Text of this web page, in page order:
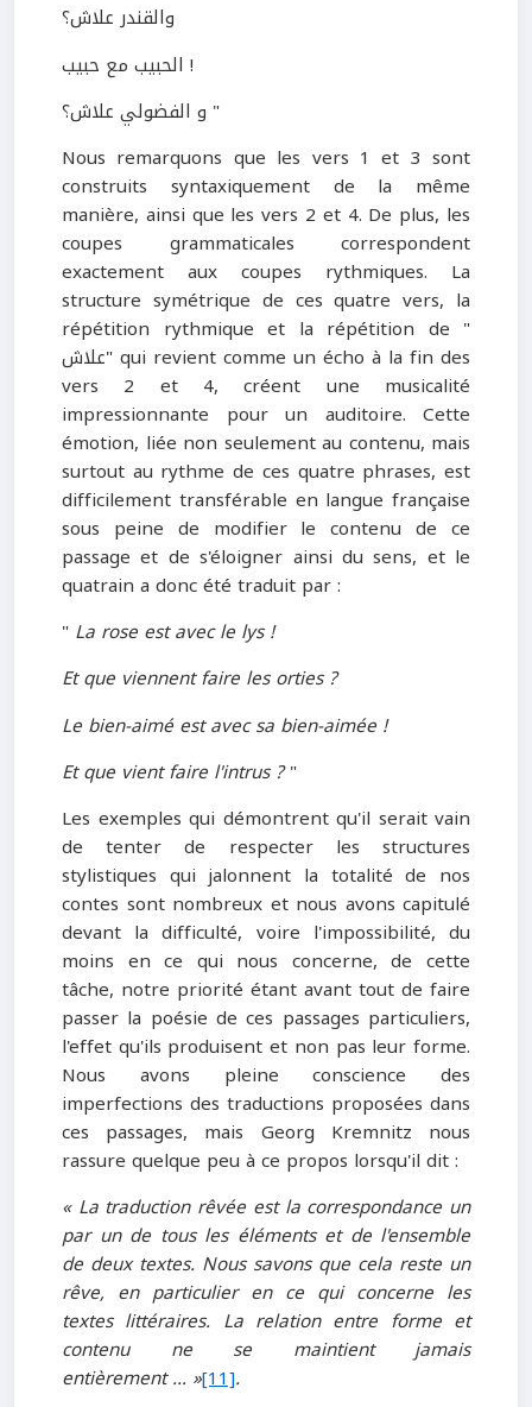
والقندر علاش؟
الحبيب مع حبيب !
و الفضولي علاش؟ "
Nous remarquons que les vers 1 et 3 sont
construits syntaxiquement de la même
manière, ainsi que les vers 2 et 4. De plus, les
coupes grammaticales correspondent
exactement aux coupes rythmiques. La
structure symétrique de ces quatre vers, la
répétition rythmique et la répétition de "
علاش" qui revient comme un écho à la fin des
vers 2 et 4, créent une musicalité
impressionnante pour un auditoire. Cette
émotion, liée non seulement au contenu, mais
surtout au rythme de ces quatre phrases, est
difficilement transférable en langue française
sous peine de modifier le contenu de ce
passage et de s'éloigner ainsi du sens, et le
quatrain a donc été traduit par :
" La rose est avec le lys !
Et que viennent faire les orties ?
Le bien-aimé est avec sa bien-aimée !
Et que vient faire l'intrus ?"
Les exemples qui démontrent qu'il serait vain
de tenter de respecter les structures
stylistiques qui jalonnent la totalité de nos
contes sont nombreux et nous avons capitulé
devant la difficulté, voire l'impossibilité, du
moins en ce qui nous concerne, de cette
tâche, notre priorité étant avant tout de faire
passer la poésie de ces passages particuliers,
l'effet qu'ils produisent et non pas leur forme.
Nous avons pleine conscience des
imperfections des traductions proposées dans
ces passages, mais Georg Kremnitz nous
rassure quelque peu à ce propos lorsqu'il dit :
« La traduction rêvée est la correspondance un
par un de tous les éléments et de l'ensemble
de deux textes. Nous savons que cela reste un
rêve, en particulier en ce qui concerne les
textes littéraires. La relation entre forme et
contenu ne se maintient jamais
entièrement … »[11].